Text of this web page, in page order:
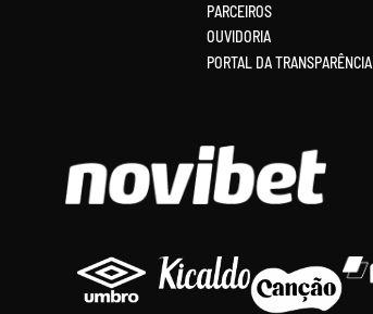
PARCEIROS
OUVIDORIA
PORTAL DA TRANSPARÊNCIA